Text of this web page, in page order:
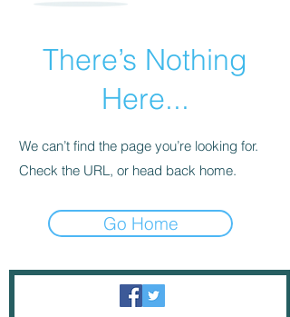
There’s Nothing
Here...
We can’t find the page you’re looking for.
Check the URL, or head back home.
Go Home
Newsletter / erhalten Nachrichten per E-Mail.